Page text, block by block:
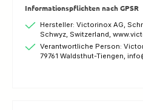
Informationspflichten nach GPSR
Hersteller: Victorinox AG,
Schwyz, Switzerland,
Verantwortliche Person:
79761 Waldsthut-Tiengen,